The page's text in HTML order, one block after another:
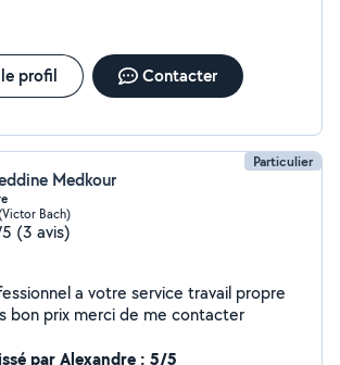
adaptées aux besoins de chaque
soigné et durable. Contactez
pour un devis ou une visite technique
profil Contacter
Particulier
Medkour
Bach)
(3 avis)
a votre service travail propre
bon prix merci de me contacter
par Alexandre : 5/5